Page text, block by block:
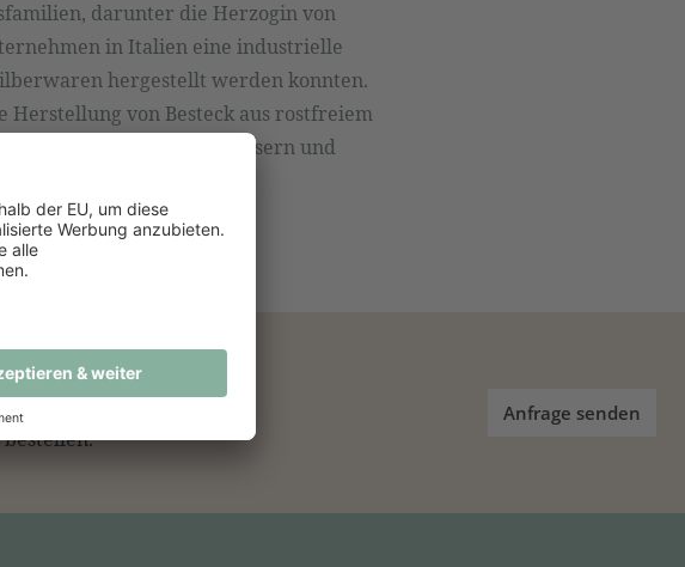
darunter die Herzogin von
in Italien eine industrielle
hergestellt werden konnten.
von Besteck aus rostfreiem
der Produktion von Messern und
Anfrage senden